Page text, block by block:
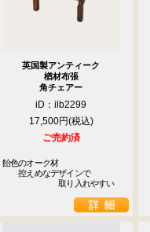
英国製アンティーク
楢材布張
角チェアー
iD：ilb2299
17,500円
ご売約済
飴色のオーク材
控えめなデザインで
取り入れやすい